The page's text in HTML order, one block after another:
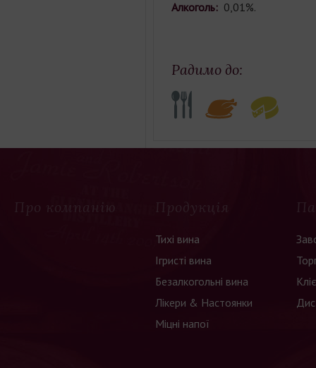
Алкоголь: 0,01%.
Радимо до:
Про компанію Продукція
Тихі вина
Ігристі вина
Безалкогольні вина
Лікери & Настоянки
Міцні напої